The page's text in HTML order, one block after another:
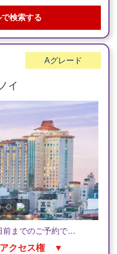
検索する
Aグレード
イ
前までのご予約で…
クセス権 ▼